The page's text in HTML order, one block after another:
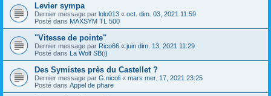
Levier sympa
Dernier message par lolo013 « oct. dim. 03, 2021 11:59
Posté dans MAXSYM TL 500
"Vitesse de pointe"
Dernier message par Rico66 « juin dim. 13, 2021 11:29
Posté dans La Wolf SB(i)
Des Symistes près du Castellet ?
Dernier message par G.nicoli « mars mer. 17, 2021 23:25
Posté dans Appel de phare